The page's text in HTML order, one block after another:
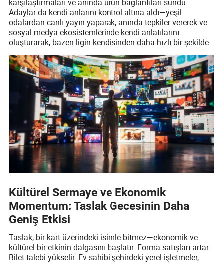
karşılaştırmaları ve anında ürün bağlantıları sundu.
Adaylar da kendi anlarını kontrol altına aldı—yeşil
odalardan canlı yayın yaparak, anında tepkiler vererek ve
sosyal medya ekosistemlerinde kendi anlatılarını
oluşturarak, bazen ligin kendisinden daha hızlı bir şekilde.
Kültürel Sermaye ve Ekonomik
Momentum: Taslak Gecesinin Daha
Geniş Etkisi
Taslak, bir kart üzerindeki isimle bitmez—ekonomik ve
kültürel bir etkinin dalgasını başlatır. Forma satışları artar.
Bilet talebi yükselir. Ev sahibi şehirdeki yerel işletmeler,